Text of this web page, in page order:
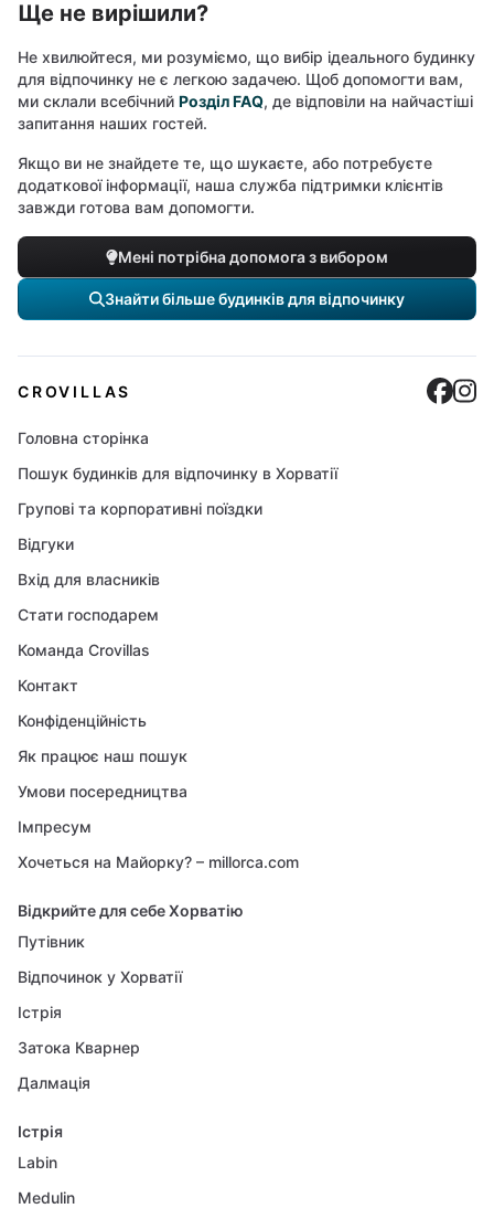
Ще не вирішили?
Не хвилюйтеся, ми розуміємо, що вибір ідеального будинку
для відпочинку не є легкою задачею. Щоб допомогти вам,
ми склали всебічний Розділ FAQ, де відповіли на найчастіші
запитання наших гостей.
Якщо ви не знайдете те, що шукаєте, або потребуєте
додаткової інформації, наша служба підтримки клієнтів
завжди готова вам допомогти.
Мені потрібна допомога з вибором
Знайти більше будинків для відпочинку
CROVILLAS
Головна сторінка
Пошук будинків для відпочинку в Хорватії
Групові та корпоративні поїздки
Відгуки
Вхід для власників
Стати господарем
Команда Crovillas
Контакт
Конфіденційність
Як працює наш пошук
Умови посередництва
Імпресум
Хочеться на Майорку? – millorca.com
Відкрийте для себе Хорватію
Путівник
Відпочинок у Хорватії
Істрія
Затока Кварнер
Далмація
Істрія
Labin
Medulin